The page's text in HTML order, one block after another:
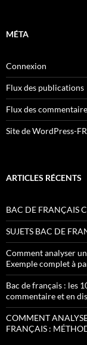
MÉTA
Connexion
Flux des publications
Flux des
Site de WordPress-FR
ARTICLES RÉCENTS
BAC DE FRANÇAIS
SUJETS BAC DE
Comment analyser
Exemple complet à
Bac de français : les
commentaire et en
COMMENT
FRANÇAIS :